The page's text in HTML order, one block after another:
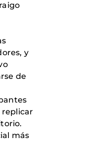
y
de
replicar
más